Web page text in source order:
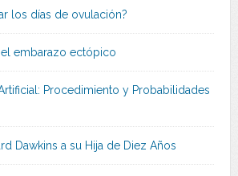
los días de ovulación?
embarazo ectópico
Procedimiento y Probabilidades
Dawkins a su Hija de Diez Años